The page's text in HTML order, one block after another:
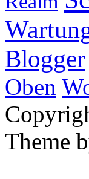
Blogger
Oben
Theme